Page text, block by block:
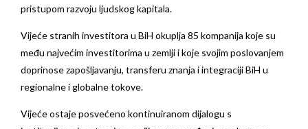
pristupom razvoju ljudskog kapitala.
Vijeće stranih investitora u BiH okuplja 85 kompanija koje su
među najvećim investitorima u zemlji i koje svojim poslovanjem
doprinose zapošljavanju, transferu znanja i integraciji BiH u
regionalne i globalne tokove.
Vijeće ostaje posvećeno kontinuiranom dijalogu s